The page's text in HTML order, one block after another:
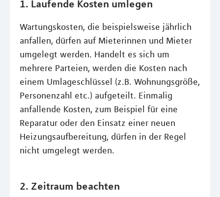
1. Laufende Kosten umlegen
Wartungskosten, die beispielsweise jährlich
anfallen, dürfen auf Mieterinnen und Mieter
umgelegt werden. Handelt es sich um
mehrere Parteien, werden die Kosten nach
einem Umlageschlüssel (z.B. Wohnungsgröße,
Personenzahl etc.) aufgeteilt. Einmalig
anfallende Kosten, zum Beispiel für eine
Reparatur oder den Einsatz einer neuen
Heizungsaufbereitung, dürfen in der Regel
nicht umgelegt werden.
2. Zeitraum beachten